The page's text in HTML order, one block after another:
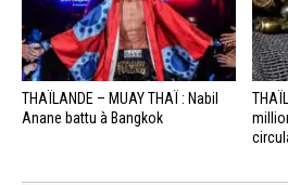
THAÏLANDE – MUAY THAÏ : Nabil
Anane battu à Bangkok